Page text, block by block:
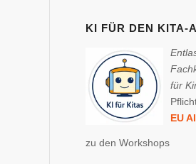
KI FÜR DEN KITA-
für
EU
zu den Workshops